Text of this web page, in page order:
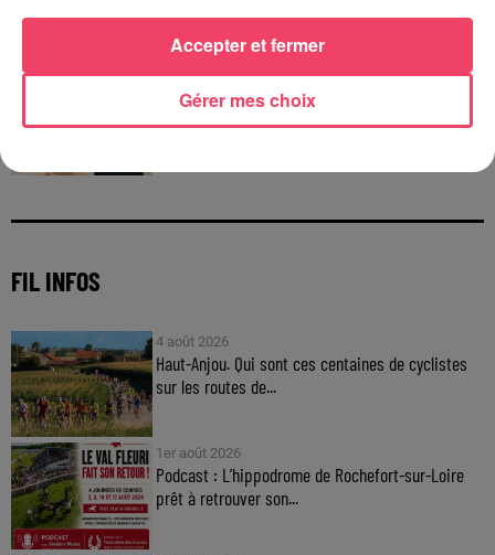
C'est plus ou c'est moins : Jusqu'à 300€ à gagner
Jouez malin et visez le gros gain ! Chaque
FIL INFOS
4 août 2026
Haut-Anjou. Qui sont ces centaines de cyclistes
sur les routes de...
1er août 2026
Podcast : L’hippodrome de Rochefort-sur-Loire
prêt à retrouver son...
Gérer mes choix
Accepter et fermer